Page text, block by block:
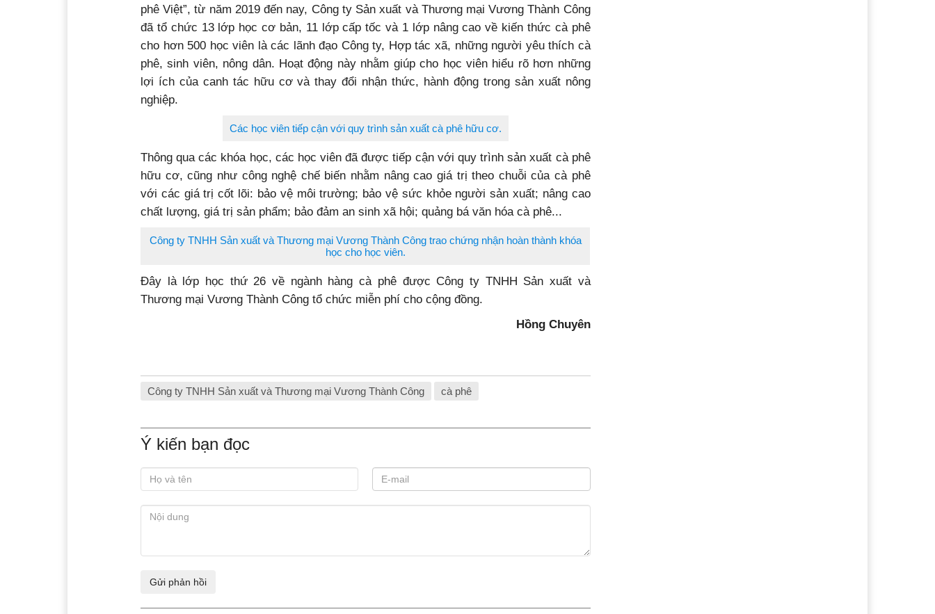
Ông Lê Văn Vương, Giám đốc Công ty TNHH Sản xuất và Thương mại Vương Thành Công
trao đổi về kinh nghiệm sản xuất cà phê hữu cơ tại lớp học.
Với mong muốn đưa cà phê Việt vươn tầm thế giới bằng cách “Nâng tầm giá trị cà
phê Việt”, từ năm 2019 đến nay, Công ty Sản xuất và Thương mại Vương Thành Công
đã tổ chức 13 lớp học cơ bản, 11 lớp cấp tốc và 1 lớp nâng cao về kiến thức cà phê
lợi ích của canh tác hữu cơ và thay đổi nhận thức, hành động trong sản xuất nông
nghiệp.
Các học viên tiếp cận với quy trình sản xuất cà phê hữu cơ.
Thông qua các khóa học, các học viên đã được tiếp cận với quy trình sản xuất cà phê
hữu cơ, cũng như công nghệ chế biến nhằm nâng cao giá trị theo chuỗi của cà phê
với các giá trị cốt lõi: bảo vệ môi trường; bảo vệ sức khỏe người sản xuất; nâng cao
chất lượng, giá trị sản phẩm; bảo đảm an sinh xã hội; quảng bá văn hóa cà phê...
Đây là lớp học thứ 26 về ngành hàng cà phê được Công ty TNHH Sản xuất và